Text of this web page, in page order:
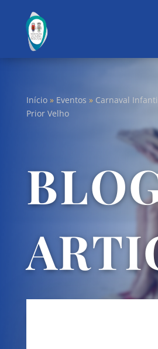
Início» Eventos » Carnaval
Prior Velho
OS